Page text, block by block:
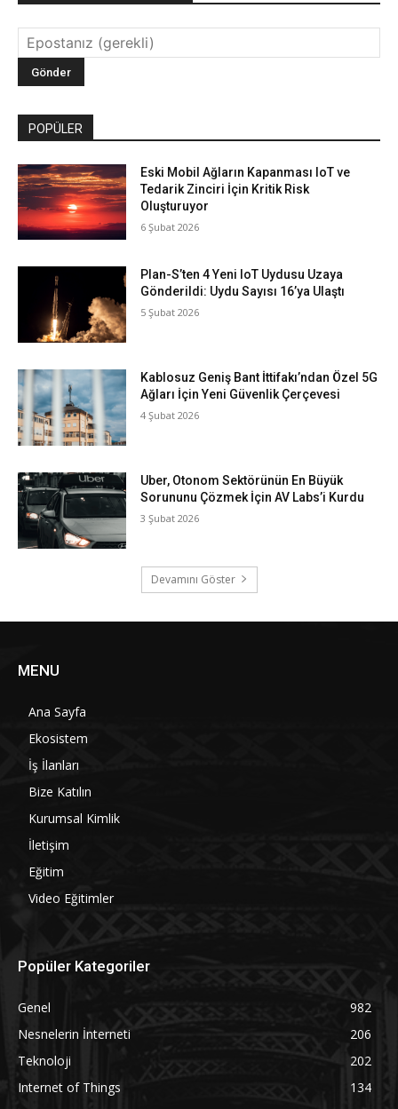
POPÜLER
Eski Mobil Ağların Kapanması IoT ve
Tedarik Zinciri İçin Kritik Risk
Oluşturuyor
6 Şubat 2026
Plan-S’ten 4 Yeni IoT Uydusu Uzaya
Gönderildi: Uydu Sayısı 16’ya Ulaştı
5 Şubat 2026
Kablosuz Geniş Bant İttifakı’ndan Özel 5G
Ağları İçin Yeni Güvenlik Çerçevesi
4 Şubat 2026
Uber, Otonom Sektörünün En Büyük
Sorununu Çözmek İçin AV Labs’i Kurdu
3 Şubat 2026
Devamını Göster
MENU
Ana Sayfa
Ekosistem
İş İlanları
Bize Katılın
Kurumsal Kimlik
İletişim
Eğitim
Video Eğitimler
Popüler Kategoriler
Genel
982
Nesnelerin İnterneti
206
Teknoloji
202
Internet of Things
134